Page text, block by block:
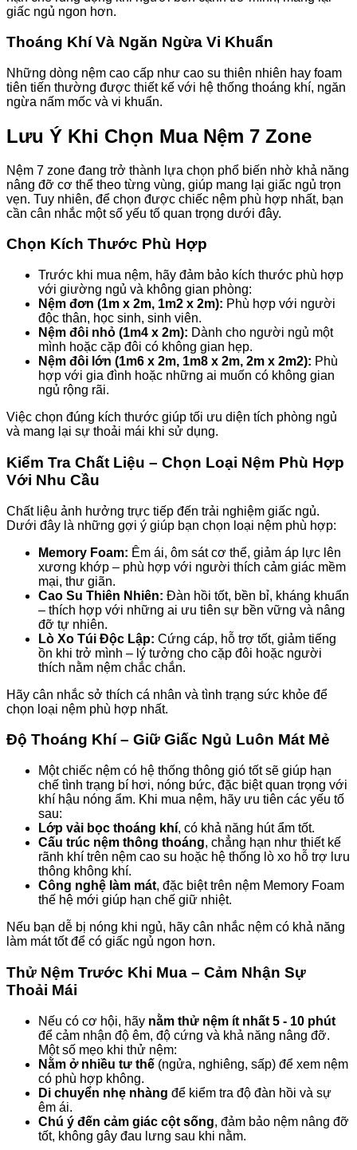
giấc ngủ ngon hơn.
Thoáng Khí Và Ngăn Ngừa Vi Khuẩn
Những dòng nệm cao cấp như cao su thiên nhiên hay foam
tiên tiến thường được thiết kế với hệ thống thoáng khí, ngăn
ngừa nấm mốc và vi khuẩn.
Lưu Ý Khi Chọn Mua Nệm 7 Zone
Nệm 7 zone đang trở thành lựa chọn phổ biến nhờ khả năng
nâng đỡ cơ thể theo từng vùng, giúp mang lại giấc ngủ trọn
vẹn. Tuy nhiên, để chọn được chiếc nệm phù hợp nhất, bạn
cần cân nhắc một số yếu tố quan trọng dưới đây.
Chọn Kích Thước Phù Hợp
Trước khi mua nệm, hãy đảm bảo kích thước phù hợp
với giường ngủ và không gian phòng:
Nệm đơn (1m x 2m, 1m2 x 2m): Phù hợp với người
độc thân, học sinh, sinh viên.
Nệm đôi nhỏ (1m4 x 2m): Dành cho người ngủ một
mình hoặc cặp đôi có không gian hẹp.
Nệm đôi lớn (1m6 x 2m, 1m8 x 2m, 2m x 2m2): Phù
hợp với gia đình hoặc những ai muốn có không gian
ngủ rộng rãi.
Việc chọn đúng kích thước giúp tối ưu diện tích phòng ngủ
và mang lại sự thoải mái khi sử dụng.
Kiểm Tra Chất Liệu – Chọn Loại Nệm Phù Hợp
Với Nhu Cầu
Chất liệu ảnh hưởng trực tiếp đến trải nghiệm giấc ngủ.
Dưới đây là những gợi ý giúp bạn chọn loại nệm phù hợp:
Memory Foam: Êm ái, ôm sát cơ thể, giảm áp lực lên
xương khớp – phù hợp với người thích cảm giác mềm
mại, thư giãn.
Cao Su Thiên Nhiên: Đàn hồi tốt, bền bỉ, kháng khuẩn
– thích hợp với những ai ưu tiên sự bền vững và nâng
đỡ tự nhiên.
Lò Xo Túi Độc Lập: Cứng cáp, hỗ trợ tốt, giảm tiếng
ồn khi trở mình – lý tưởng cho cặp đôi hoặc người
thích nằm nệm chắc chắn.
Hãy cân nhắc sở thích cá nhân và tình trạng sức khỏe để
chọn loại nệm phù hợp nhất.
Độ Thoáng Khí – Giữ Giấc Ngủ Luôn Mát Mẻ
Một chiếc nệm có hệ thống thông gió tốt sẽ giúp hạn
chế tình trạng bí hơi, nóng bức, đặc biệt quan trọng với
khí hậu nóng ẩm. Khi mua nệm, hãy ưu tiên các yếu tố
sau:
Lớp vải bọc thoáng khí, có khả năng hút ẩm tốt.
Cấu trúc nệm thông thoáng, chẳng hạn như thiết kế
rãnh khí trên nệm cao su hoặc hệ thống lò xo hỗ trợ lưu
thông không khí.
Công nghệ làm mát, đặc biệt trên nệm Memory Foam
thế hệ mới giúp hạn chế giữ nhiệt.
Nếu bạn dễ bị nóng khi ngủ, hãy cân nhắc nệm có khả năng
làm mát tốt để có giấc ngủ ngon hơn.
Thử Nệm Trước Khi Mua – Cảm Nhận Sự
Thoải Mái
Nếu có cơ hội, hãy nằm thử nệm ít nhất 5 - 10 phút
để cảm nhận độ êm, độ cứng và khả năng nâng đỡ.
Một số mẹo khi thử nệm:
Nằm ở nhiều tư thế (ngửa, nghiêng, sấp) để xem nệm
có phù hợp không.
Di chuyển nhẹ nhàng để kiểm tra độ đàn hồi và sự
êm ái.
Chú ý đến cảm giác cột sống, đảm bảo nệm nâng đỡ
tốt, không gây đau lưng sau khi nằm.